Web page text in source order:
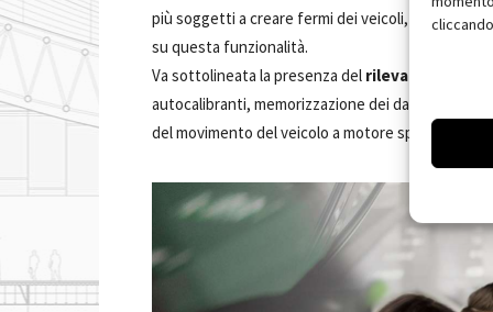
più soggetti a creare fermi dei veicoli, è facile
su questa funzionalità.
Va sottolineata la presenza del rilevamento
autocalibranti, memorizzazione dei dati di
del movimento del veicolo a motore spento).